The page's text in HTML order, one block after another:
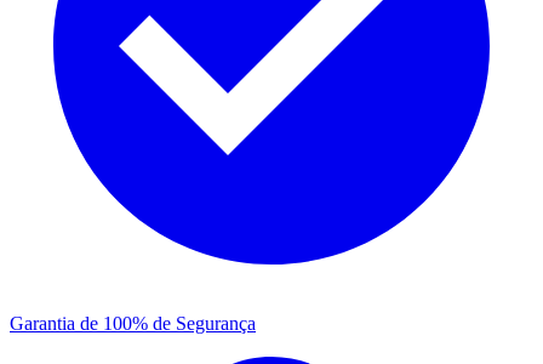
Garantia de 100% de Segurança